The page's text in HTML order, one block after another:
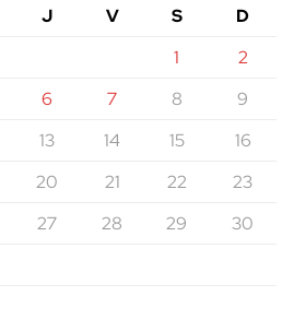
J V S
D
1
2
6 7 8
9
13 14 15
16
20 21 22
23
27 28 29
30